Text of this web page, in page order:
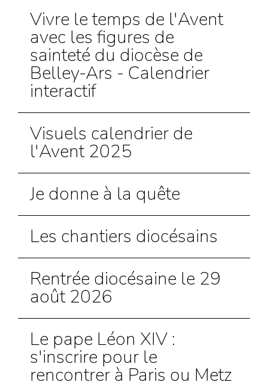
Vivre le temps de l'Avent
avec les figures de
sainteté du diocèse de
Belley-Ars - Calendrier
interactif
Visuels calendrier de
l'Avent 2025
Je donne à la quête
Les chantiers diocésains
Rentrée diocésaine le 29
août 2026
Le pape Léon XIV :
s'inscrire pour le
rencontrer à Paris ou Metz